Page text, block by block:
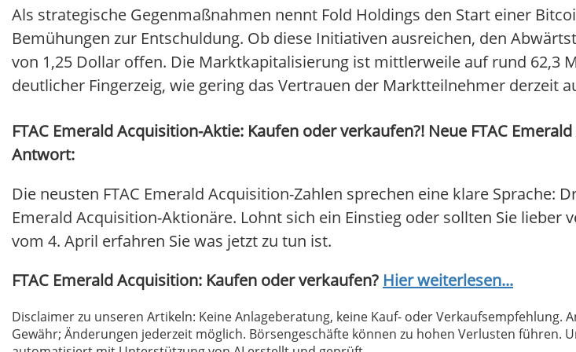
Als strategische Gegenmaßnahmen nennt Fold Holdings den Start einer
Bemühungen zur Entschuldung. Ob diese Initiativen ausreichen, den
von 1,25 Dollar offen. Die Marktkapitalisierung ist mittlerweile auf rund 62,3
deutlicher Fingerzeig, wie gering das Vertrauen der Marktteilnehmer derzeit
FTAC Emerald Acquisition-Aktie: Kaufen oder verkaufen?! Neue FTAC
Antwort:
Die neusten FTAC Emerald Acquisition-Zahlen sprechen eine klare Sprache:
Emerald Acquisition-Aktionäre. Lohnt sich ein Einstieg oder sollten Sie lieber
vom 4. April erfahren Sie was jetzt zu tun ist.
FTAC Emerald Acquisition: Kaufen oder verkaufen? Hier weiterlesen...
Disclaimer zu unseren Artikeln: Keine Anlageberatung, keine Kauf- oder Verkaufsempfehlung.
Gewähr; Änderungen jederzeit möglich. Börsengeschäfte können zu hohen Verlusten führen.